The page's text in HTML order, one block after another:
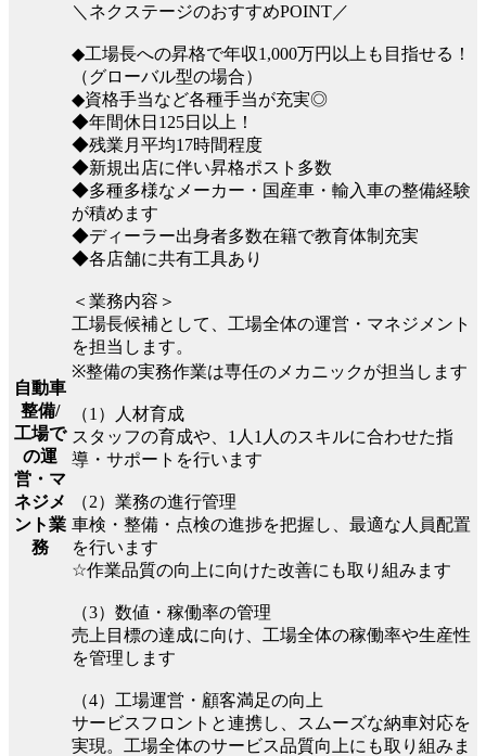
自動車
整備/
工場で
の運
営・マ
ネジメ
ント業
務
＼ネクステージのおすすめPOINT／
◆工場長への昇格で年収1,000万円以上も目指せる！
（グローバル型の場合）
◆資格手当など各種手当が充実◎
◆年間休日125日以上！
◆残業月平均17時間程度
◆新規出店に伴い昇格ポスト多数
◆多種多様なメーカー・国産車・輸入車の整備経験
が積めます
◆ディーラー出身者多数在籍で教育体制充実
◆各店舗に共有工具あり
＜業務内容＞
工場長候補として、工場全体の運営・マネジメント
を担当します。
※整備の実務作業は専任のメカニックが担当します
（1）人材育成
スタッフの育成や、1人1人のスキルに合わせた指
導・サポートを行います
（2）業務の進行管理
車検・整備・点検の進捗を把握し、最適な人員配置
を行います
☆作業品質の向上に向けた改善にも取り組みます
（3）数値・稼働率の管理
売上目標の達成に向け、工場全体の稼働率や生産性
を管理します
（4）工場運営・顧客満足の向上
サービスフロントと連携し、スムーズな納車対応を
実現。工場全体のサービス品質向上にも取り組みま